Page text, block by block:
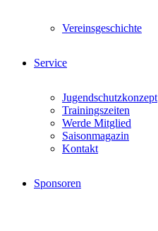
Vereinsgeschichte
Service
Jugendschutzkonzept
Trainingszeiten
Werde Mitglied
Saisonmagazin
Kontakt
Sponsoren